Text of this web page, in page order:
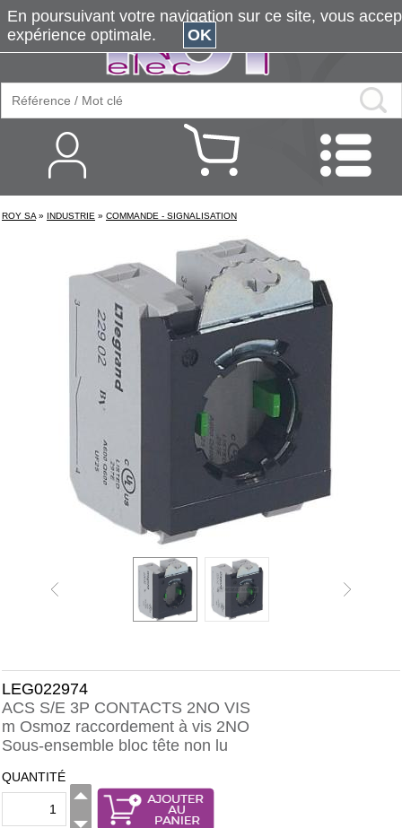
ROY SA » INDUSTRIE » COMMANDE - SIGNALISATION
LEG022974
ACS S/E 3P CONTACTS 2NO VIS
m Osmoz raccordement à vis 2NO
Sous-ensemble bloc tête non lu
QUANTITÉ
En poursuivant votre navigation sur ce site, vous
expérience optimale.
OK